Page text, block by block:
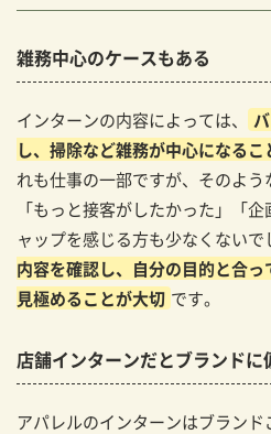
雑務中心のケースもある
インターンの内容によっては、
し、掃除など雑務が中心になるこ
れも仕事の一部ですが、そのよう
「もっと接客がしたかった」「
ャップを感じる方も少なくないで
内容を確認し、自分の目的と合
見極めることが大切 です。
店舗インターンだとブランドに
アパレルのインターンはブランド